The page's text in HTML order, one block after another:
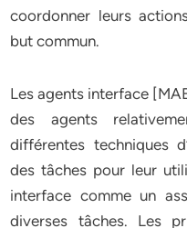
coordonner leurs
but commun.
Les agents interface
des agents
différentes techniques
des tâches pour leur
interface comme un
diverses tâches. Les